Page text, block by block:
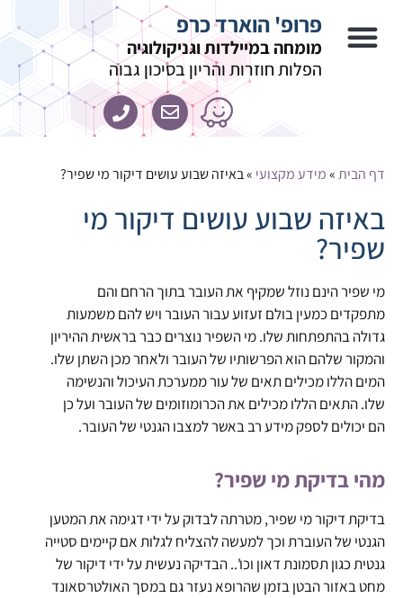
פרופ' הוארד כרפ
מומחה במיילדות וגניקולוגיה
הפלות חוזרות והריון בסיכון גבוה
דף הבית»מידע מקצועי »באיזה שבוע עושים דיקור מי שפיר?
באיזה שבוע עושים דיקור מי
שפיר?
מי שפיר הינם נוזל שמקיף את העובר בתוך הרחם והם
מתפקדים כמעין בולם זעזוע עבור העובר ויש להם משמעות
גדולה בהתפתחות שלו. מי השפיר נוצרים כבר בראשית ההיריון
והמקור שלהם הוא הפרשותיו של העובר ולאחר מכן השתן שלו.
המים הללו מכילים תאים של עור ממערכת העיכול והנשימה
שלו. התאים הללו מכילים את הכרומוזומים של העובר ועל כן
הם יכולים לספק מידע רב באשר למצבו הגנטי של העובר.
מהי בדיקת מי שפיר?
בדיקת דיקור מי שפיר, מטרתה לבדוק על ידי דגימה את המטען
הגנטי של העוברת וכך למעשה להצליח לגלות אם קיימים סטייה
גנטית כגון תסמונת דאון וכו'.. הבדיקה נעשית על ידי דיקור של
מחט באזור הבטן בזמן שהרופא נעזר גם במסך האולטרסאונד